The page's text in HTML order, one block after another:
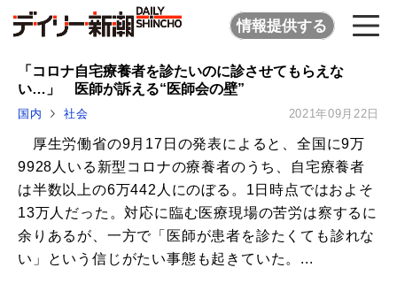
情報提供する
「コロナ自宅療養者を診たいのに診させてもらえな
い…」 医師が訴える“医師会の壁”
国内 社会 2021年09月22日
厚生労働省の9月17日の発表によると、全国に9万
9928人いる新型コロナの療養者のうち、自宅療養者
は半数以上の6万442人にのぼる。1日時点ではおよそ
13万人だった。対応に臨む医療現場の苦労は察するに
余りあるが、一方で「医師が患者を診たくても診れな
い」という信じがたい事態も起きていた。...